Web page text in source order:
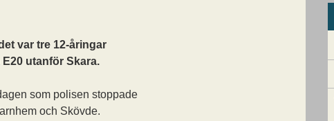
var tre 12-åringar
utanför Skara.
som polisen stoppade
och Skövde.